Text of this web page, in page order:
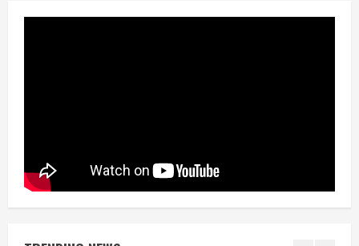
Etika, Verifikasi, dan Media Tepercaya
Berita
BMP Kecam Aksi KNPB, Serukan